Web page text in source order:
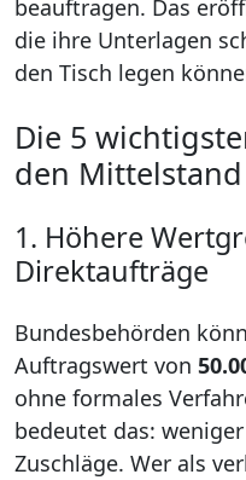
beauftragen. Das
die ihre Unterlagen
den Tisch legen
Die 5
den Mittelstand
1. Höhere
Direktaufträge
Bundesbehörden
Auftragswert von
ohne formales
bedeutet das:
Zuschläge. Wer als